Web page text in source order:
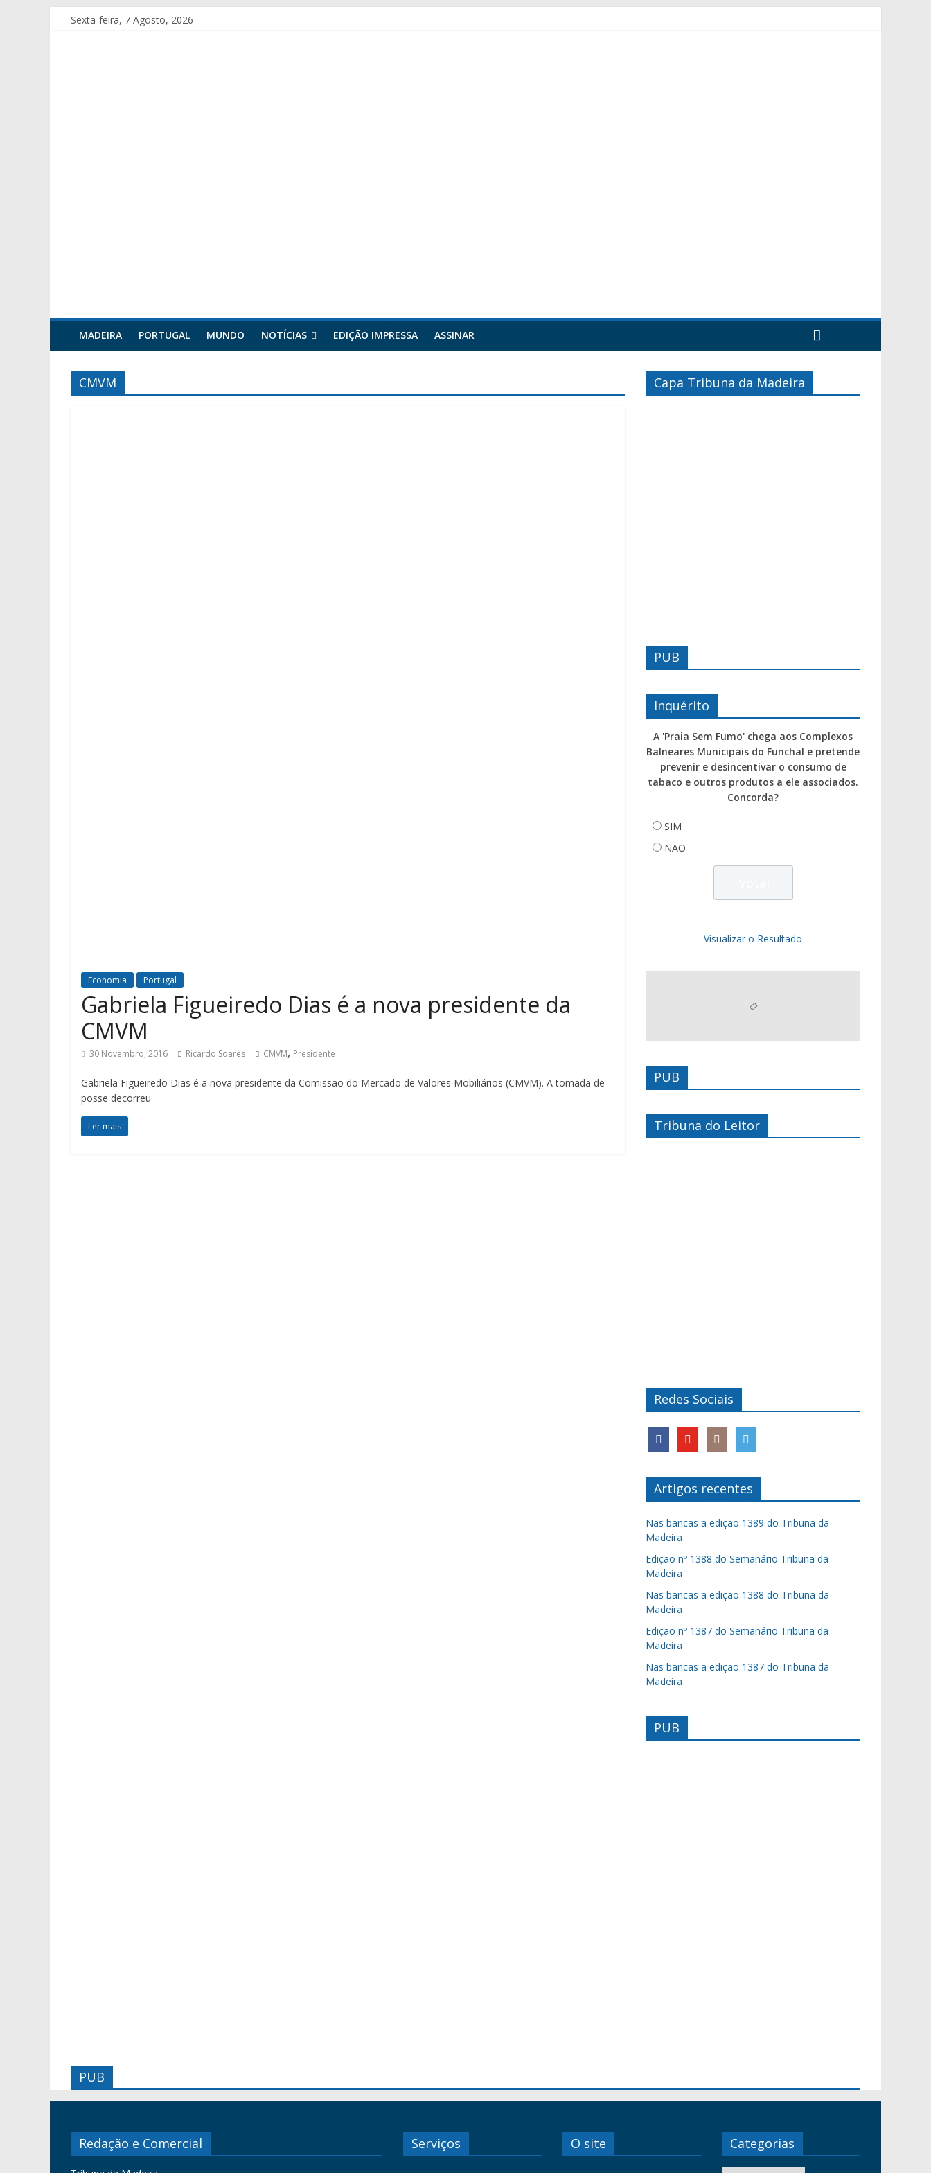
Sexta-feira, 7 Agosto, 2026
MADEIRA PORTUGAL MUNDO NOTÍCIAS EDIÇÃO IMPRESSA ASSINAR
CMVM
Economia Portugal
Gabriela Figueiredo Dias é a nova presidente da
CMVM
30 Novembro, 2016 Ricardo Soares CMVM, Presidente
Gabriela Figueiredo Dias é a nova presidente da Comissão do Mercado de Valores Mobiliários (CMVM). A tomada de
posse decorreu
Ler mais
Capa Tribuna da Madeira
PUB
Inquérito
A 'Praia Sem Fumo' chega aos Complexos
Balneares Municipais do Funchal e pretende
prevenir e desincentivar o consumo de
tabaco e outros produtos a ele associados.
Concorda?
SIM
NÃO
Visualizar o Resultado
PUB
Tribuna do Leitor
Redes Sociais
Artigos recentes
Nas bancas a edição 1389 do Tribuna da
Madeira
Edição nº 1388 do Semanário Tribuna da
Madeira
Nas bancas a edição 1388 do Tribuna da
Madeira
Edição nº 1387 do Semanário Tribuna da
Madeira
Nas bancas a edição 1387 do Tribuna da
Madeira
PUB
PUB
Redação e Comercial Serviços O site Categorias